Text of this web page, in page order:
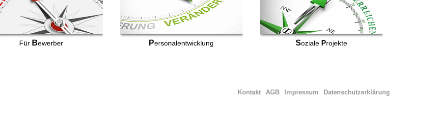
Für Bewerber Personalentwicklung Soziale Projekte
Datenschutzerklärung
Impressum
AGB
Kontakt